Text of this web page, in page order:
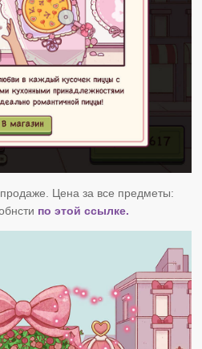
Цена за все предметы:
по этой ссылке.